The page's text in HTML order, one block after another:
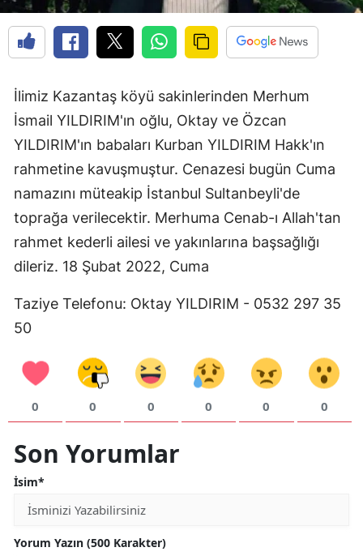
Erzurum
Eskişehir
Gaziantep
Giresun
Hakkari
Hatay
İzmir
Kars
Kastamonu
İlimiz Kazantaş köyü sakinlerinden Merhum
İsmail YILDIRIM'ın oğlu, Oktay ve Özcan
YILDIRIM'ın babaları Kurban YILDIRIM Hakk'ın
rahmetine kavuşmuştur. Cenazesi bugün Cuma
namazını müteakip İstanbul Sultanbeyli'de
toprağa verilecektir. Merhuma Cenab-ı Allah'tan
rahmet kederli ailesi ve yakınlarına başsağlığı
dileriz. 18 Şubat 2022, Cuma
Taziye Telefonu: Oktay YILDIRIM - 0532 297 35
50
0 0 0 0 0 0
Son Yorumlar
İsim*
Yorum Yazın (500 Karakter)